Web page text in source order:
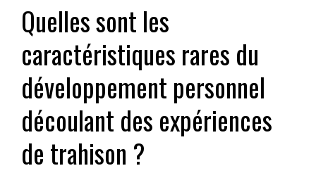
Quelles sont les
caractéristiques rares du
développement personnel
découlant des expériences
de trahison ?